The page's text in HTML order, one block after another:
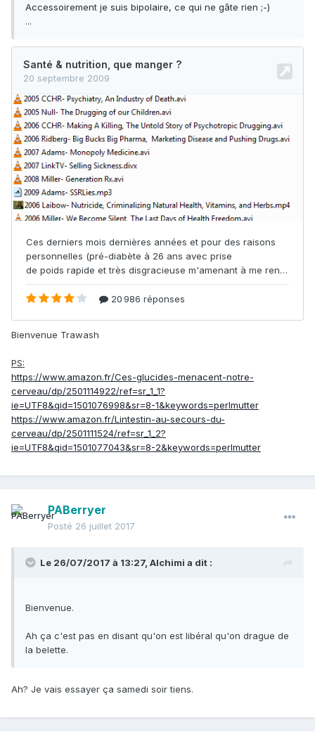
Accessoirement je suis bipolaire, ce qui ne gâte rien ;-)
...
Bienvenue Trawash
PS:
https://www.amazon.fr/Ces-glucides-menacent-notre-
cerveau/dp/2501114922/ref=sr_1_1?
ie=UTF8&qid=1501076998&sr=8-1&keywords=perlmutter
https://www.amazon.fr/Lintestin-au-secours-du-
cerveau/dp/2501111524/ref=sr_1_2?
ie=UTF8&qid=1501077043&sr=8-2&keywords=perlmutter
PABerryer
Posté 26 juillet 2017
Le 26/07/2017 à 13:27, Alchimi a dit :
Bienvenue.
Ah ça c'est pas en disant qu'on est libéral qu'on drague de
la belette.
Ah? Je vais essayer ça samedi soir tiens.